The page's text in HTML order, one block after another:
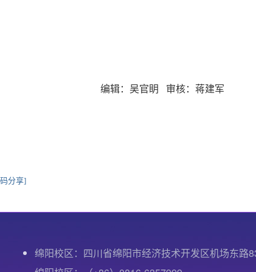
编辑：吴官眀 审核：蒋建军
分享]
绵阳校区：四川省绵阳市经济技术开发区机场东路